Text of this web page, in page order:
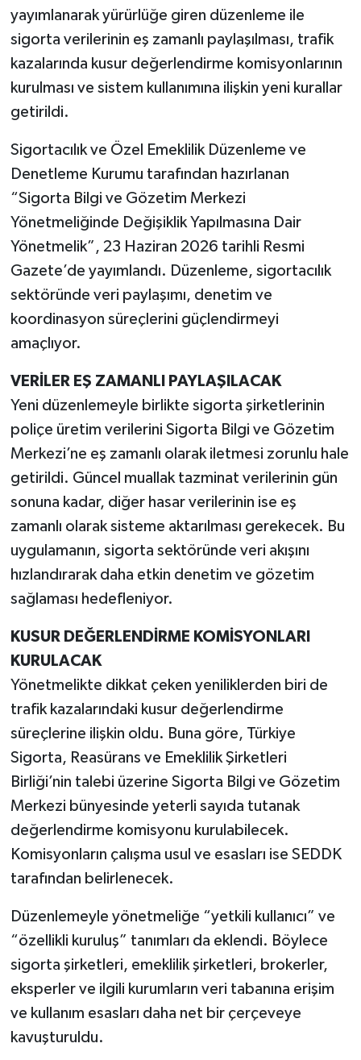
yayımlanarak yürürlüğe giren düzenleme ile
sigorta verilerinin eş zamanlı paylaşılması, trafik
kazalarında kusur değerlendirme komisyonlarının
kurulması ve sistem kullanımına ilişkin yeni kurallar
getirildi.
Sigortacılık ve Özel Emeklilik Düzenleme ve
Denetleme Kurumu tarafından hazırlanan
“Sigorta Bilgi ve Gözetim Merkezi
Yönetmeliğinde Değişiklik Yapılmasına Dair
Yönetmelik”, 23 Haziran 2026 tarihli Resmi
Gazete’de yayımlandı. Düzenleme, sigortacılık
sektöründe veri paylaşımı, denetim ve
koordinasyon süreçlerini güçlendirmeyi
amaçlıyor.
VERİLER EŞ ZAMANLI PAYLAŞILACAK
Yeni düzenlemeyle birlikte sigorta şirketlerinin
poliçe üretim verilerini Sigorta Bilgi ve Gözetim
Merkezi’ne eş zamanlı olarak iletmesi zorunlu hale
getirildi. Güncel muallak tazminat verilerinin gün
sonuna kadar, diğer hasar verilerinin ise eş
zamanlı olarak sisteme aktarılması gerekecek. Bu
uygulamanın, sigorta sektöründe veri akışını
hızlandırarak daha etkin denetim ve gözetim
sağlaması hedefleniyor.
KUSUR DEĞERLENDİRME KOMİSYONLARI
KURULACAK
Yönetmelikte dikkat çeken yeniliklerden biri de
trafik kazalarındaki kusur değerlendirme
süreçlerine ilişkin oldu. Buna göre, Türkiye
Sigorta, Reasürans ve Emeklilik Şirketleri
Birliği’nin talebi üzerine Sigorta Bilgi ve Gözetim
Merkezi bünyesinde yeterli sayıda tutanak
değerlendirme komisyonu kurulabilecek.
Komisyonların çalışma usul ve esasları ise SEDDK
tarafından belirlenecek.
Düzenlemeyle yönetmeliğe “yetkili kullanıcı” ve
“özellikli kuruluş” tanımları da eklendi. Böylece
sigorta şirketleri, emeklilik şirketleri, brokerler,
eksperler ve ilgili kurumların veri tabanına erişim
ve kullanım esasları daha net bir çerçeveye
kavuşturuldu.